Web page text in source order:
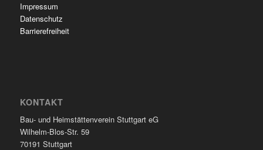
Impressum
Datenschutz
Barrierefreiheit
KONTAKT
Bau- und Heimstättenverein Stuttgart eG
Wilhelm-Blos-Str. 59
70191 Stuttgart